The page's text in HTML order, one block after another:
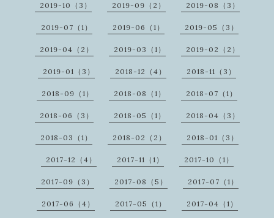
2019-10（3） 2019-09（2） 2019-08（3）
2019-07（1） 2019-06（1） 2019-05（3）
2019-04（2） 2019-03（1） 2019-02（2）
2019-01（3） 2018-12（4） 2018-11（3）
2018-09（1） 2018-08（1） 2018-07（1）
2018-06（3） 2018-05（1） 2018-04（3）
2018-03（1） 2018-02（2） 2018-01（3）
2017-12（4） 2017-11（1） 2017-10（1）
2017-09（3） 2017-08（5） 2017-07（1）
2017-06（4） 2017-05（1） 2017-04（1）